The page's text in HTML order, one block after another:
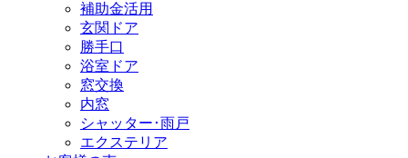
補助金活用
玄関ドア
勝手口
浴室ドア
窓交換
内窓
シャッター･雨戸
エクステリア